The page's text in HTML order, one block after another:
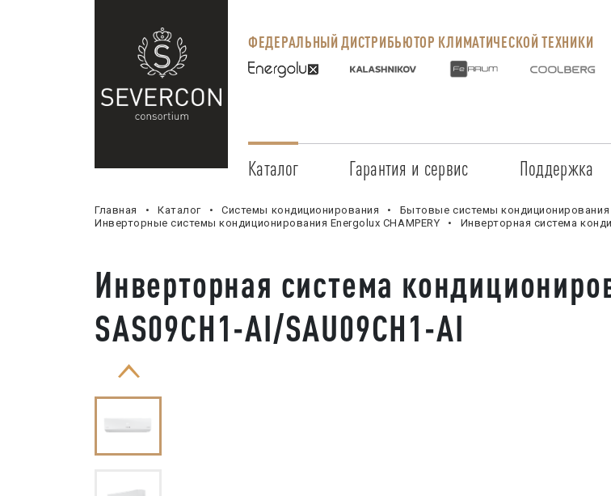
ФЕДЕРАЛЬНЫЙ ДИСТРИБЬЮТОР КЛИМАТИЧЕСКОЙ ТЕХНИКИ
Каталог Гарантия и сервис
Сервисные центры
Прайс-лист на услуги
Заказ запчастей
Поддержка
Главная Каталог Системы кондиционирования Бытовые системы кондиционирования
Инверторные системы кондиционирования Energolux CHAMPERY
Инверторная система
Инверторная система
SAS09CH1-AI/SAU09CH1-AI